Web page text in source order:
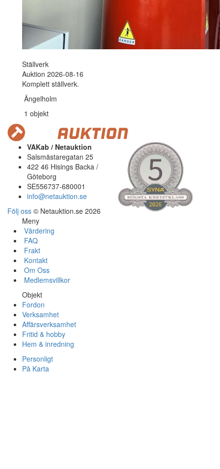
Ställverk
Auktion 2026-08-16
Komplett ställverk.
Ängelholm
1 objekt
VAKab / Netauktion
Salsmästaregatan 25
422 46 Hisings Backa /
Göteborg
SE556737-680001
info@netauktion.se
Följ oss © Netauktion.se 2026
Meny
Värdering
FAQ
Frakt
Kontakt
Om Oss
Medlemsvillkor
Objekt
Fordon
Verksamhet
Affärsverksamhet
Fritid & hobby
Hem & inredning
Personligt
På Karta